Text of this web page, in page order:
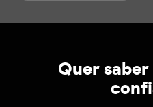
Quer saber